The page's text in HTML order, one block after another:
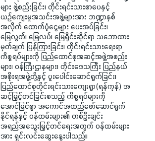
များ ဖွဲ့စည်းခြင်း၊ တိုင်းရင်းသားစာပေနှင့်
ယဉ်ကျေးမှုအသင်းအဖွဲ့များအား ဘဏ္ဍာနှစ်
အလိုက် ထောက်ပံ့ငွေများ ပေးအပ်ခြင်း၊
မြေလွတ်၊ မြေလပ်၊ မြေရိုင်းဆိုင်ရာ သဘောထား
မှတ်ချက် ပြန်ကြားခြင်း၊ တိုင်းရင်းသားရေးရာ
ကိစ္စရပ်များကို ပြည်ထောင်စုအဆင့်အဖွဲ့အစည်း
များ၊ ဝန်ကြီးဌာနများ၊ တိုင်းဒေသကြီး ပြည်နယ်
အစိုးရအဖွဲ့တို့နှင့် ပူးပေါင်းဆောင်ရွက်ခြင်း၊
ပြည်ထောင်စုတိုင်းရင်းသားကျေးရွာ(ရန်ကုန်) အ
ဆင့်မြှင့်တင်ခြင်းစသည့် ကိစ္စရပ်များကို
အောင်မြင်စွာ အကောင်အထည်ဖော်ဆောင်ရွက်
နိုင်ရန်နှင့် ဝန်ထမ်းများ၏ တစ်ဦးချင်း
အရည်အသွေးမြှင့်တင်ရေးအတွက် ဝန်ထမ်းများ
အား ရှင်းလင်းဆွေးနွေးပါသည်။